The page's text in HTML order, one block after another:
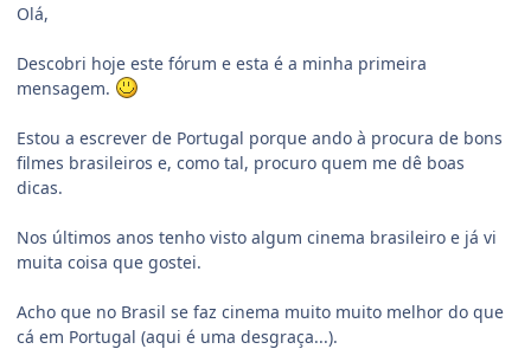
Olá,
Descobri hoje este fórum e esta é a minha primeira
mensagem.
Estou a escrever de Portugal porque ando à procura de bons
filmes brasileiros e, como tal, procuro quem me dê boas
dicas.
Nos últimos anos tenho visto algum cinema brasileiro e já vi
muita coisa que gostei.
Acho que no Brasil se faz cinema muito muito melhor do que
cá em Portugal (aqui é uma desgraça...).